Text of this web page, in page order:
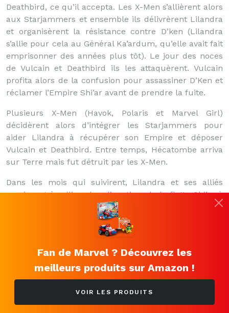
Deathbird, ce qu’il accepta. Les X-Men s’allièrent alors
aux Starjammers et ensemble ils délivrèrent Lilandra
et organisèrent la résistance contre D’ken (Lilandra
s’allie pour cela au Général Ka’ardum, qu’elle avait fait
emprisonner des années plus tôt). Le jour des noces
de Vulcain et Deathbird ils les attaquèrent. Vulcain
profita alors de la confusion pour assassiner D’Ken et
réclamer l’Empire Shi’ar avant de prendre la fuite.
Plusieurs X-Men (Havok, Polaris et Marvel Girl)
décidèrent alors d’intégrer les Starjammers pour
aider Lilandra à récupérer son Empire et déposer
Vulcain et Deathbird. Entre temps, Hécatombe arriva
sur Terre mais fut détruit par les X-Men.
Dans les mois qui suivirent, Lilandra et ses alliés
parvinrent à rallier plus d’un tiers de la flotte Shi’ar à
leurs côtés. Mais une attaque des Scy’ar Tal, une race
alien bien décidé à détruire les Shi’ars, poussèrent les
deux camps à s’unir. Mais à peine les Scy’ar Tal
et rejoignirent Vulcain qui captura les Starjammers
Havok, Polaris, Raza et Ch’od laissant la résistance
Shi’ar réduite à peau de chagrin…
Fan de Marvel ? Découvrez les
meilleurs produits sur Amazon !
VOIR LES PRODUITS